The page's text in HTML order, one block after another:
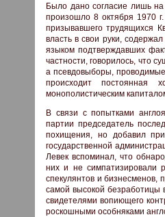
Было дано согласие лишь
произошло 8 октября 1970
призывавшего трудящихся
власть в свои руки,
языком подтверждавших
частности, говорилось, что
а псевдовыборы,
происходит постоянная
монополистическим
В связи с попытками
партии председатель
похищения, но добавил
государственной
Левек вспоминал, что
них и не симпатизировали
спекулянтов и бизнесменов,
самой высокой безработицы
свидетелями вопиющего
роскошными особняками